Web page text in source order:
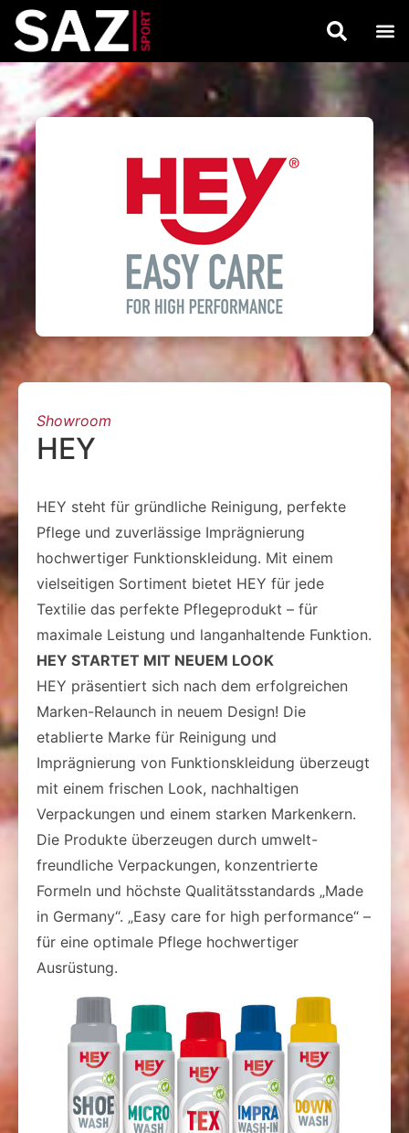
Showroom
HEY
HEY steht für gründliche Reinigung, perfekte
Pflege und zuverlässige Imprägnierung
hochwertiger Funktionskleidung. Mit einem
vielseitigen Sortiment bietet HEY für jede
Textilie das perfekte Pflegeprodukt – für
maximale Leistung und langanhaltende Funktion.
HEY STARTET MIT NEUEM LOOK
HEY präsentiert sich nach dem erfolgreichen
Marken-Relaunch in neuem Design! Die
etablierte Marke für Reinigung und
Imprägnierung von Funktionskleidung überzeugt
mit einem frischen Look, nachhaltigen
Verpackungen und einem starken Markenkern.
Die Produkte überzeugen durch umwelt-
freundliche Verpackungen, konzentrierte
Formeln und höchste Qualitätsstandards „Made
in Germany“. „Easy care for high performance“ –
für eine optimale Pflege hochwertiger
Ausrüstung.